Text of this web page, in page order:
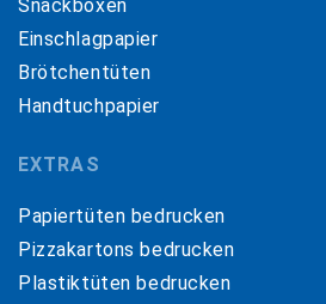
Snackboxen
Einschlagpapier
Brötchentüten
Handtuchpapier
EXTRAS
Papiertüten bedrucken
Pizzakartons bedrucken
Plastiktüten bedrucken